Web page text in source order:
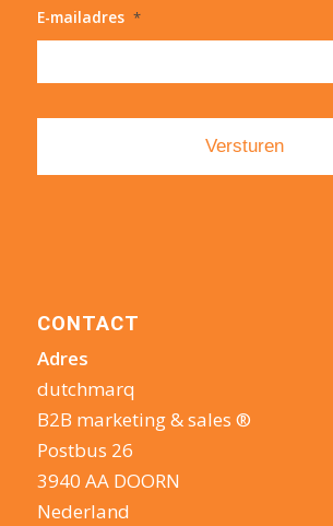
E-mailadres *
CONTACT
Adres
dutchmarq
B2B marketing & sales ®
Postbus 26
3940 AA DOORN
Nederland